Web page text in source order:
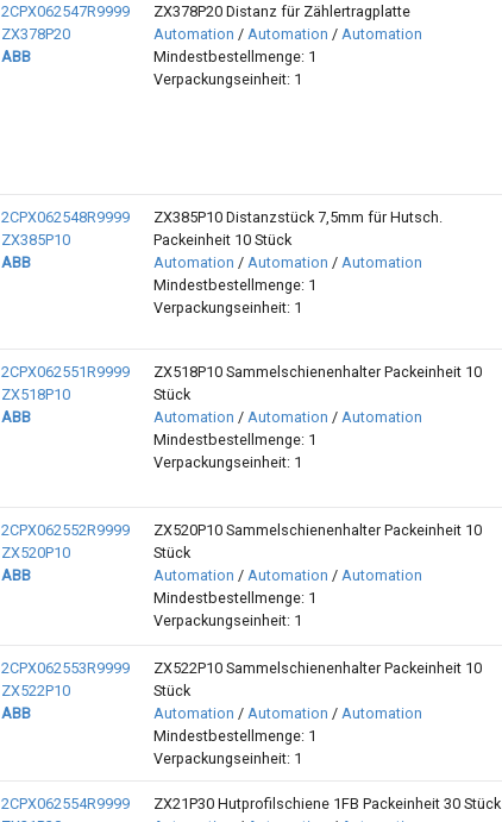
2CPX062547R9999
ZX378P20
ABB
ZX378P20 Distanz für Zählertragplatte
Automation / Automation / Automation
Mindestbestellmenge: 1
Verpackungseinheit: 1
2CPX062548R9999
ZX385P10
ABB
ZX385P10 Distanzstück 7,5mm für Hutsch.
Packeinheit 10 Stück
Automation / Automation / Automation
Mindestbestellmenge: 1
Verpackungseinheit: 1
2CPX062551R9999
ZX518P10
ABB
ZX518P10 Sammelschienenhalter Packeinheit 10
Stück
Automation / Automation / Automation
Mindestbestellmenge: 1
Verpackungseinheit: 1
2CPX062552R9999
ZX520P10
ABB
ZX520P10 Sammelschienenhalter Packeinheit 10
Stück
Automation / Automation / Automation
Mindestbestellmenge: 1
Verpackungseinheit: 1
2CPX062553R9999
ZX522P10
ABB
ZX522P10 Sammelschienenhalter Packeinheit 10
Stück
Automation / Automation / Automation
Mindestbestellmenge: 1
Verpackungseinheit: 1
2CPX062554R9999
ZX21P30 Hutprofilschiene 1FB Packeinheit 30 Stück